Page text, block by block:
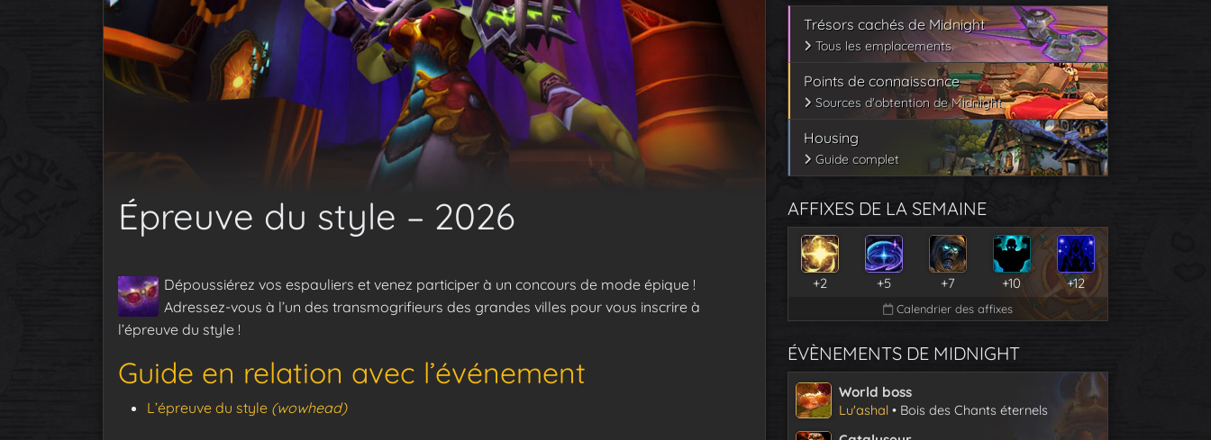
Épreuve du style – 2026
Dépoussiérez vos espauliers et venez participer à un concours de mode épique !
Adressez-vous à l’un des transmogrifieurs des grandes villes pour vous inscrire à
l’épreuve du style !
Guide en relation avec l’événement
L’épreuve du style (wowhead)
Trésors cachés de Midnight
Tous les emplacements
Points de connaissance
Sources d'obtention de Midnight
Housing
Guide complet
AFFIXES DE LA SEMAINE
+2 +5 +7 +10 +12
Calendrier des affixes
ÉVÈNEMENTS DE MIDNIGHT
World boss
Lu'ashal • Bois des Chants éternels